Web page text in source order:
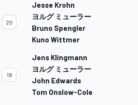
20
Jesse Krohn
ヨルグ ミューラー
Bruno Spengler
Kuno Wittmer
19
Jens Klingmann
ヨルグ ミューラー
John Edwards
Tom Onslow-Cole